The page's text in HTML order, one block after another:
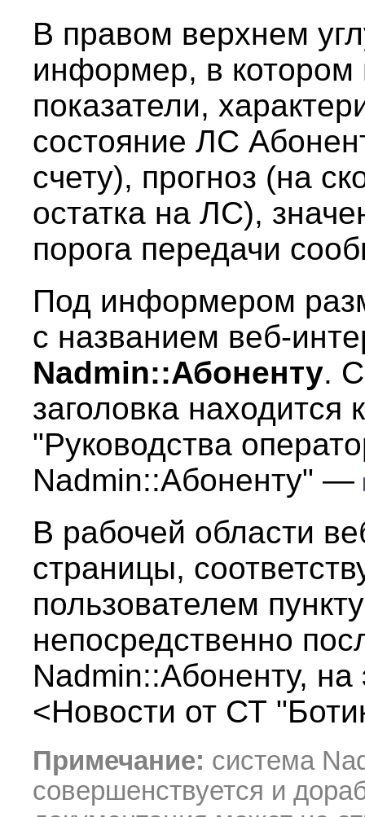
В правом верхнем
информер, в котором
показатели,
состояние ЛС
счету), прогноз (на
остатка на ЛС),
порога передачи
Под информером
с названием веб-
Nadmin::Абоненту.
заголовка
"Руководства
Nadmin::Абоненту" —
В рабочей области
страницы,
пользователем
непосредственно
Nadmin::Абоненту,
<Новости от СТ
Примечание: система
совершенствуется и